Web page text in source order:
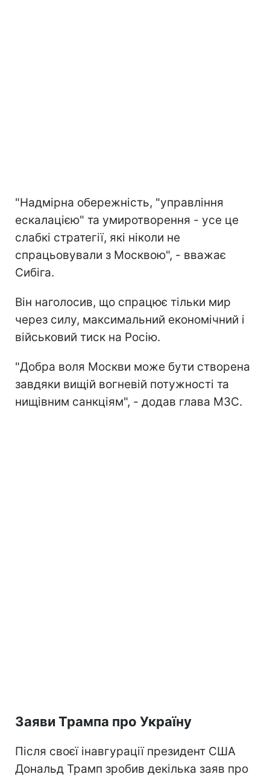
"Надмірна обережність, "управління
ескалацією" та умиротворення - усе це
слабкі стратегії, які ніколи не
спрацьовували з Москвою", - вважає
Сибіга.
Він наголосив, що спрацює тільки мир
через силу, максимальний економічний і
військовий тиск на Росію.
"Добра воля Москви може бути створена
завдяки вищій вогневій потужності та
нищівним санкціям", - додав глава МЗС.
Заяви Трампа про Україну
Після своєї інавгурації президент США
Дональд Трамп зробив декілька заяв про